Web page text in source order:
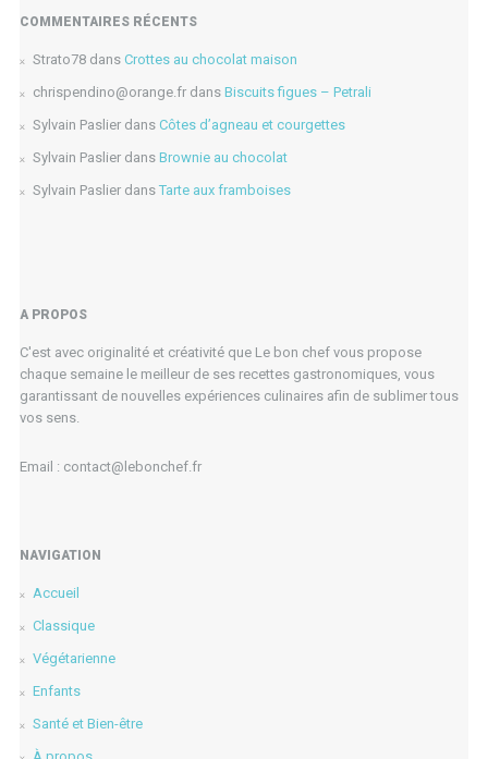
COMMENTAIRES RÉCENTS
Strato78dans Crottes au chocolat maison
chrispendino@orange.frdans Biscuits figues – Petrali
Sylvain Paslierdans Côtes d’agneau et courgettes
Sylvain Paslierdans Brownie au chocolat
Sylvain Paslierdans Tarte aux framboises
A PROPOS
C'est avec originalité et créativité que Le bon chef vous propose
chaque semaine le meilleur de ses recettes gastronomiques, vous
garantissant de nouvelles expériences culinaires afin de sublimer tous
vos sens.
Email : contact@lebonchef.fr
NAVIGATION
Accueil
Classique
Végétarienne
Enfants
Santé et Bien-être